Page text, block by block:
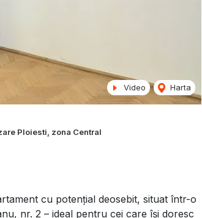
Video Harta
Ploiesti, zona Central
cu potențial deosebit, situat într-o
nr. 2 – ideal pentru cei care își doresc